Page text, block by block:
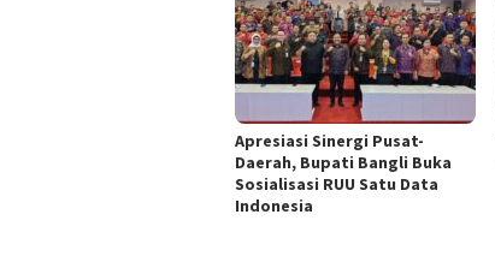
Apresiasi Sinergi Pusat-
Daerah, Bupati Bangli Buka
Sosialisasi RUU Satu Data
Indonesia